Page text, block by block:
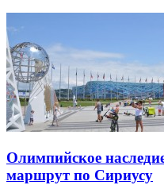
Олимпийское
маршрут по Сириусу